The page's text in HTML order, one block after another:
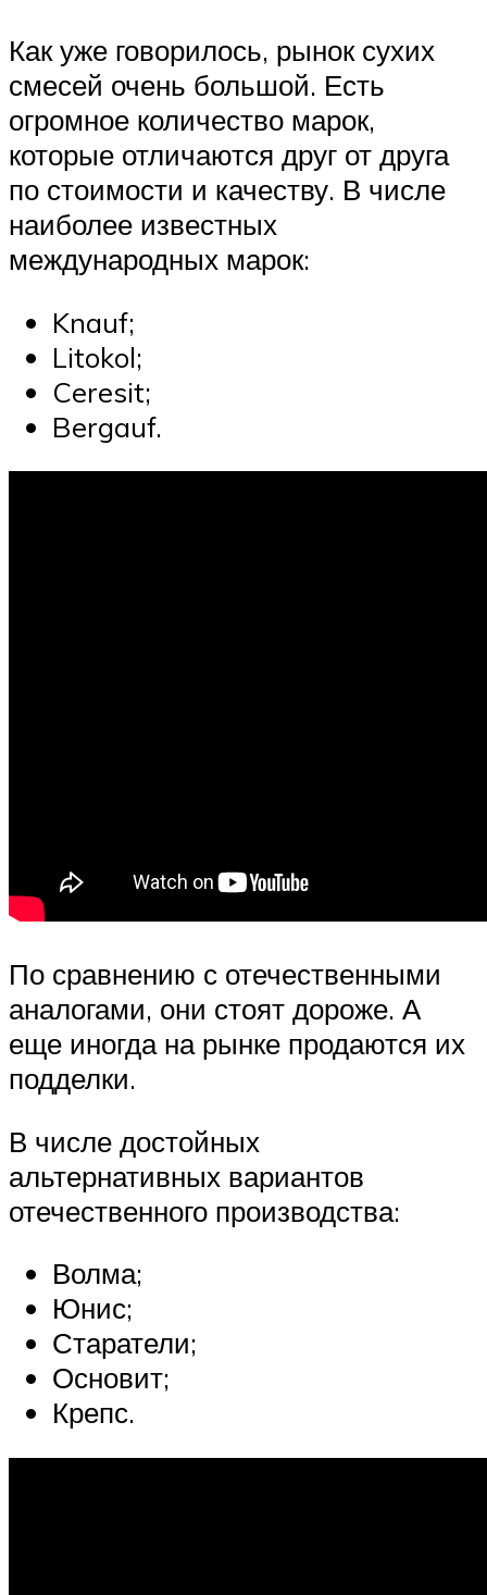
Как уже говорилось, рынок сухих
смесей очень большой. Есть
огромное количество марок,
которые отличаются друг от друга
по стоимости и качеству. В числе
наиболее известных
международных марок:
Knauf;
Litokol;
Ceresit;
Bergauf.
По сравнению с отечественными
аналогами, они стоят дороже. А
еще иногда на рынке продаются их
подделки.
В числе достойных
альтернативных вариантов
отечественного производства:
Волма;
Юнис;
Старатели;
Основит;
Крепс.